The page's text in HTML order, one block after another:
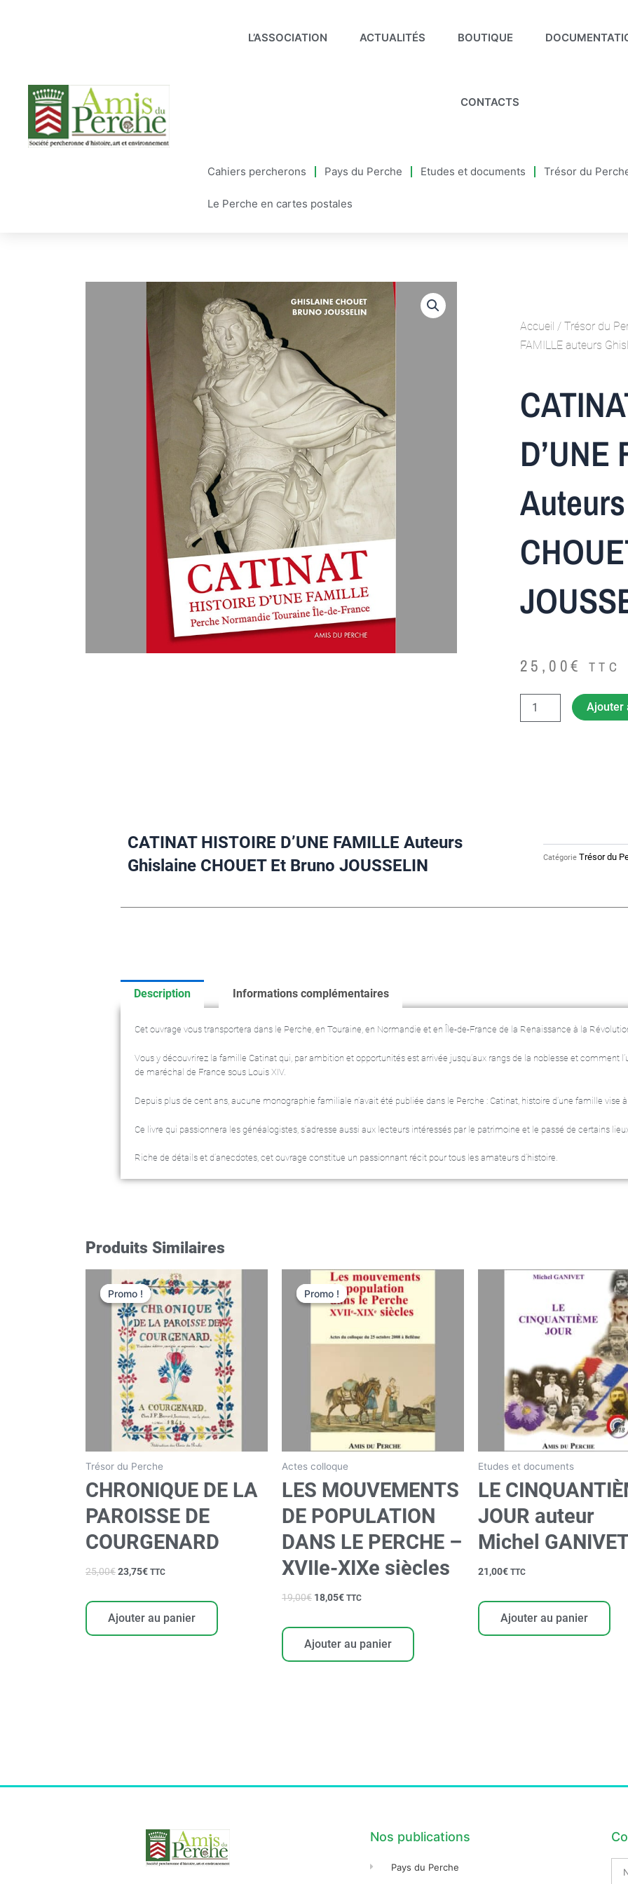
L’ASSOCIATION ACTUALITÉS BOUTIQUE
CONTACTS
Cahiers percherons Pays du Perche Etudes et documents Trésor du
Le Perche en cartes postales
Accueil / Trésor du
FAMILLE auteurs
D’UNE
25,00€ TTC
JOUSSELIN
Ajouter
CATINAT HISTOIRE D’UNE FAMILLE Auteurs
Ghislaine CHOUET Et Bruno JOUSSELIN
Catégorie Trésor du
Description Informations complémentaires
Cet ouvrage vous transportera dans le Perche, en Touraine, en Normandie et en Île-de-France de la Renaissance à la
Vous y découvrirez la famille Catinat qui, par ambition et opportunités est arrivée jusqu’aux rangs de la noblesse et comment
de maréchal de France sous Louis XIV.
Depuis plus de cent ans, aucune monographie familiale n’avait été publiée dans le Perche : Catinat, histoire d’une famille vise
Ce livre qui passionnera les généalogistes, s’adresse aussi aux lecteurs intéressés par le patrimoine et le passé de certains
Riche de détails et d’anecdotes, cet ouvrage constitue un passionnant récit pour tous les amateurs d’histoire.
Produits Similaires
Promo !
Promo !
Trésor du Perche
CHRONIQUE DE LA
PAROISSE DE
COURGENARD
25,00€
prix
initial
était :
25,00€.
23,75€
Le
prix
actuel
est :
23,75€.
TTC
Ajouter au panier
Promo !
Promo !
Actes colloque
LES MOUVEMENTS
DE POPULATION
DANS LE PERCHE –
XVIIe-XIXe siècles
19,00€
prix
initial
était :
18,05€
Le
prix
actuel
est :
TTC
Ajouter au panier
Etudes et documents
LE
JOUR auteur
Michel
21,00€ TTC
Ajouter au panier
Nos publications
Pays du Perche